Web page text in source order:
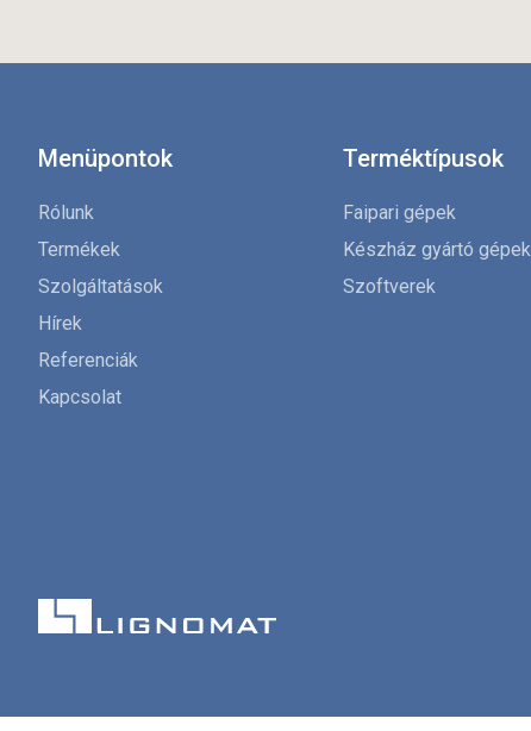
Menüpontok
Rólunk
Termékek
Szolgáltatások
Hírek
Referenciák
Kapcsolat
Terméktípusok
Faipari gépek
Készház gyártó gépek
Szoftverek